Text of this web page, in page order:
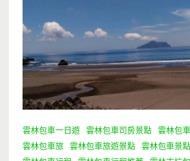
雲林包車一日遊 雲林包車司房景點 雲林包
雲林包車旅
雲林包車旅遊景點 雲林包車景點